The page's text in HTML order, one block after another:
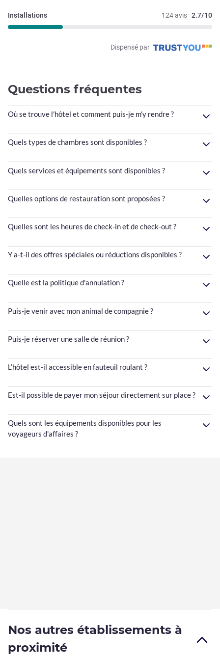
124 avis 2.7/10
Installations
Dispensé par
Questions fréquentes
Où se trouve l'hôtel et comment puis-je m'y rendre ?
Quels types de chambres sont disponibles ?
Quels services et équipements sont disponibles ?
Quelles options de restauration sont proposées ?
Quelles sont les heures de check-in et de check-out ?
Y a-t-il des offres spéciales ou réductions disponibles ?
Quelle est la politique d'annulation ?
Puis-je venir avec mon animal de compagnie ?
Puis-je réserver une salle de réunion ?
L’hôtel est-il accessible en fauteuil roulant ?
Est-il possible de payer mon séjour directement sur place ?
Quels sont les équipements disponibles pour les
voyageurs d'affaires ?
Nos autres établissements à
proximité